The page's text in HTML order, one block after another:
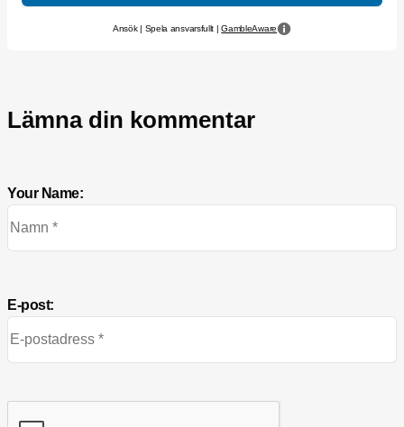
Ansök | Spela ansvarsfullt |GambleAware
Lämna din kommentar
Your Name:
E-post: